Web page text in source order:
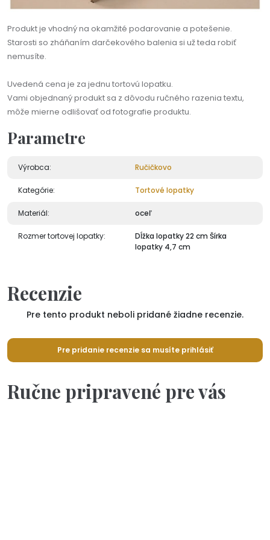
Produkt je vhodný na okamžité podarovanie a potešenie.
Starosti so zháňaním darčekového balenia si už teda robiť
nemusíte.
Uvedená cena je za jednu tortovú lopatku.
Vami objednaný produkt sa z dôvodu ručného razenia textu,
môže mierne odlišovať od fotografie produktu.
Parametre
Výrobca: Ručičkovo
Kategórie: Tortové lopatky
Materiál: oceľ
Rozmer tortovej lopatky:
Dĺžka lopatky 22 cm Šírka
lopatky 4,7 cm
Recenzie
Pre tento produkt neboli pridané žiadne recenzie.
Pre pridanie recenzie sa musíte prihlásiť
Ručne pripravené pre vás